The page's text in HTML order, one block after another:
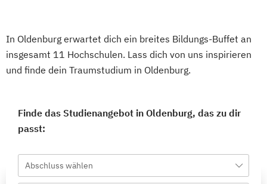
In Oldenburg erwartet dich ein breites Bildungs-Buffet an
insgesamt 11 Hochschulen. Lass dich von uns inspirieren
und finde dein Traumstudium in Oldenburg.
Finde das Studienangebot in Oldenburg, das zu dir
passt:
Abschluss wählen